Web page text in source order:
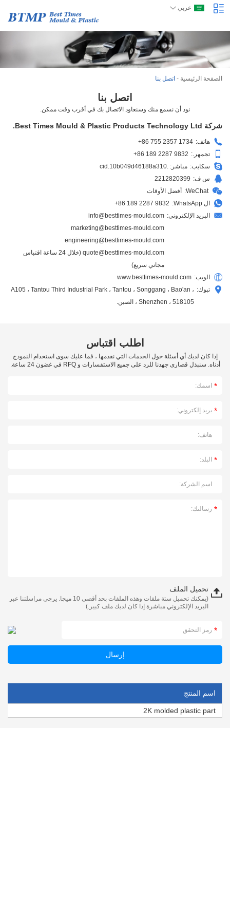
عربي
الصفحة الرئيسية - اتصل بنا
اتصل بنا
نود أن نسمع منك وسنعاود الاتصال بك في أقرب وقت ممكن.
شركة Best Times Mould & Plastic Products Technology Ltd.
هاتف: +86 755 2357 1734
تجمهر.: +86 189 2287 9832
سكايب: مباشر: .cid.10b049d46188a310
س ف: 2212820399
WeChat: أفضل الأوقات
ال WhatsApp:
+86 189 2287 9832
البريد الإلكتروني: info@besttimes-mould.com
marketing@besttimes-mould.com
engineering@besttimes-mould.com
quote@besttimes-mould.com
(خلال 24 ساعة اقتباس
مجاني سريع)
الويب: www.besttimes-mould.com
تبوك: A105 ، Tantou Third Industrial Park ، Tantou ، Songgang ، Bao'an ،
Shenzhen ، 518105 ، الصين.
اطلب اقتباس
إذا كان لديك أي أسئلة حول الخدمات التي نقدمها ، فما عليك سوى استخدام النموذج
أدناه. سنبذل قصارى جهدنا للرد على جميع الاستفسارات و RFQ في غضون 24 ساعة.
تحميل الملف
(يمكنك تحميل ستة ملفات وهذه الملفات بحد أقصى 10 ميجا. يرجى مراسلتنا عبر
البريد الإلكتروني مباشرة إذا كان لديك ملف كبير.)
اسم المنتج
2K molded plastic part